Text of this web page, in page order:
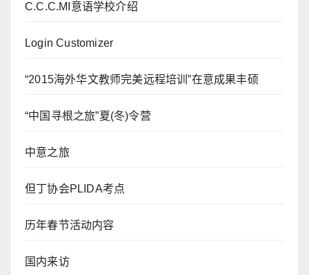
C.C.C.MI意语学校介绍
Login Customizer
“2015海外华文教师完美远程培训”在意成果丰硕
“中国寻根之旅”夏(冬)令营
中意之旅
但丁协会PLIDA考点
历年春节活动内容
国内来访